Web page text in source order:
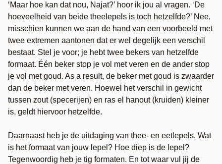
‘Maar hoe kan dat nou, Najat?’ hoor ik jou al vragen. ‘De
hoeveelheid van beide theelepels is toch hetzelfde?’ Nee,
misschien kunnen we aan de hand van een voorbeeld met
twee extremen aantonen dat er wel degelijk een verschil
bestaat. Stel je voor; je hebt twee bekers van hetzelfde
formaat. Één beker stop je vol met veren en de ander stop
je vol met goud. As a result, de beker met goud is zwaarder
dan de beker met veren. Hoewel het verschil in gewicht
tussen zout (specerijen) en ras el hanout (kruiden) kleiner
is, geldt hiervoor hetzelfde.
Daarnaast heb je de uitdaging van thee- en eetlepels. Wat
is het formaat van jouw lepel? Hoe diep is de lepel?
Tegenwoordig heb je tig formaten. En tot waar vul jij de